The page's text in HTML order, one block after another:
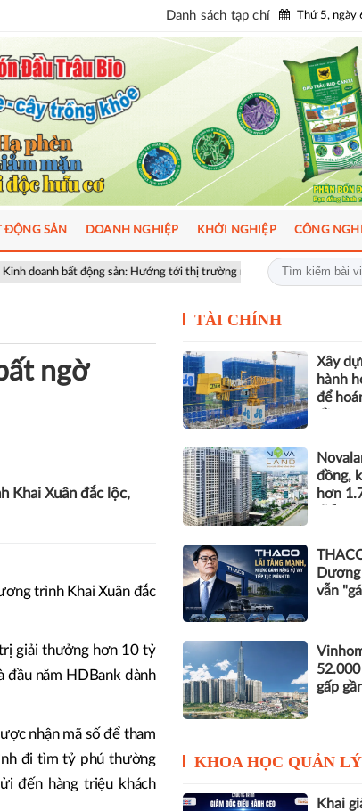
Danh sách tạp chí Thứ 5, ngày
sản: Hướng tới thị trường minh bạch, phát triển bền vững
ĐỘNG SẢN DOANH NGHIỆP KHỞI NGHIỆP CÔNG
ngờ
Khai Xuân đắc lộc,
trình Khai Xuân đắc
giải thưởng hơn 10 tỷ
đầu năm HDBank dành
nhận mã số để tham
đi tìm tỷ phú thường
đến hàng triệu khách
TÀI CHÍNH
Xây
hành
để
đồng,
hơn
vẫn
gấp
KHOA HỌC QUẢN LÝ
Khai